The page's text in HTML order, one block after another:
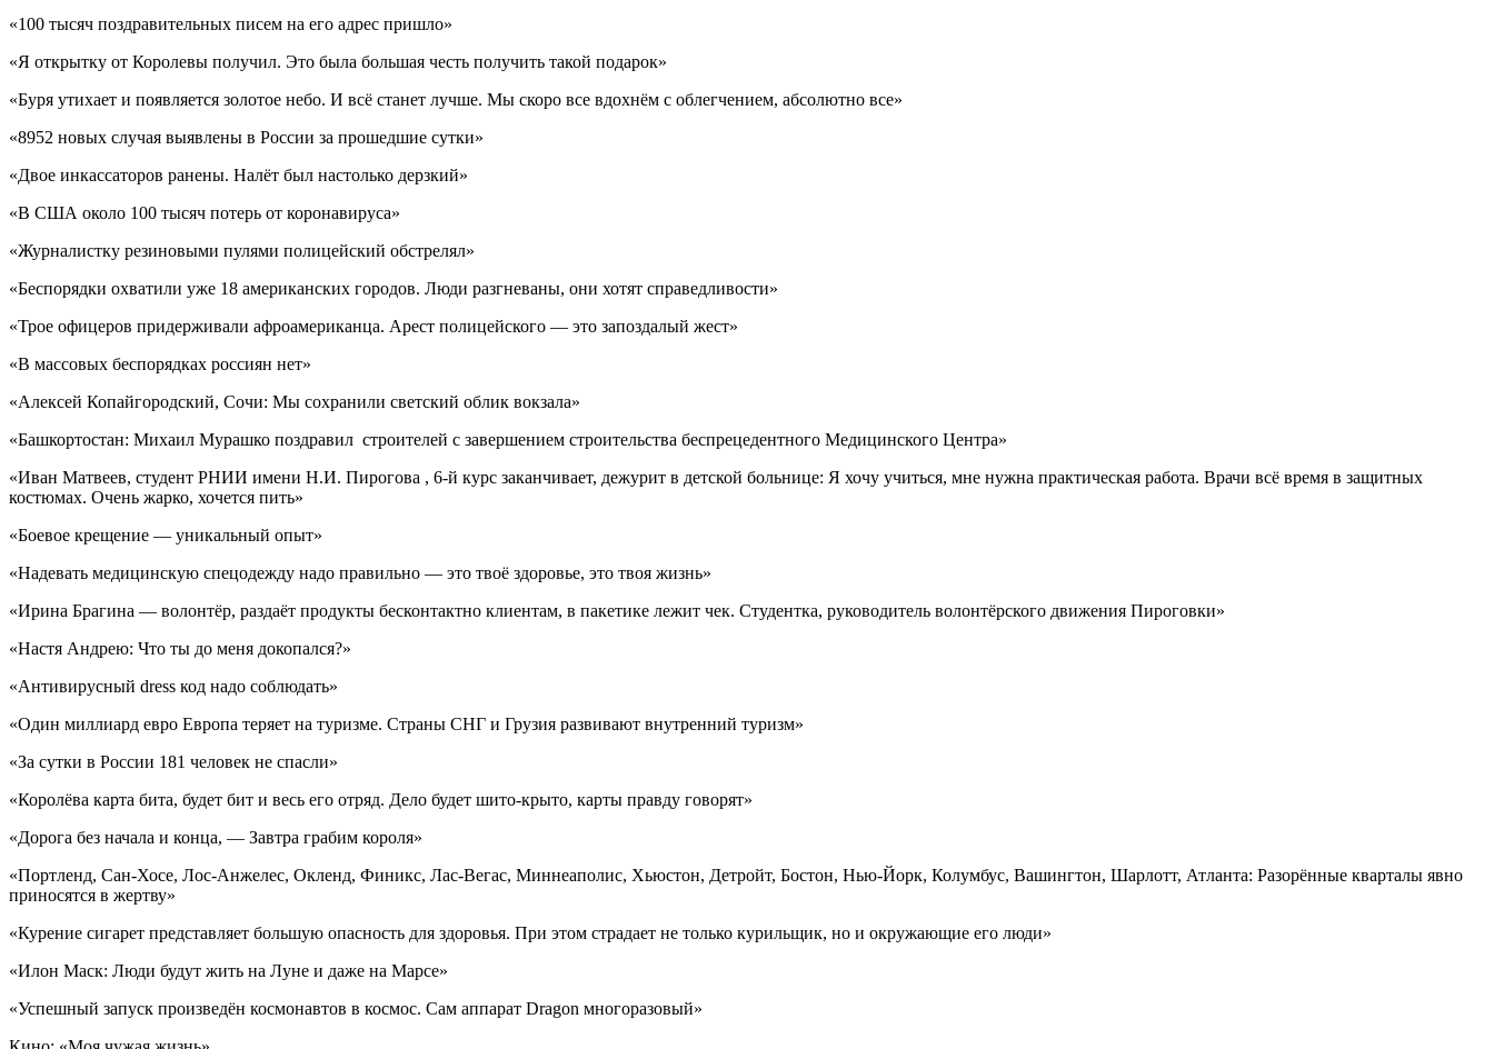
«100 тысяч поздравительных писем на его адрес пришло»
«Я открытку от Королевы получил. Это была большая честь получить такой подарок»
«Буря утихает и появляется золотое небо. И всё станет лучше. Мы скоро все вдохнём с облегчением, абсолютно все»
«8952 новых случая выявлены в России за прошедшие сутки»
«Двое инкассаторов ранены. Налёт был настолько дерзкий»
«В США около 100 тысяч потерь от коронавируса»
«Журналистку резиновыми пулями полицейский обстрелял»
«Беспорядки охватили уже 18 американских городов. Люди разгневаны, они хотят справедливости»
«Трое офицеров придерживали афроамериканца. Арест полицейского — это запоздалый жест»
«В массовых беспорядках россиян нет»
«Алексей Копайгородский, Сочи: Мы сохранили светский облик вокзала»
«Башкортостан: Михаил Мурашко поздравил строителей с завершением строительства беспрецедентного Медицинского Центра»
«Иван Матвеев, студент РНИИ имени Н.И. Пирогова , 6-й курс заканчивает, дежурит в детской больнице: Я хочу учиться, мне нужна практическая работа. Врачи всё время в защитных
костюмах. Очень жарко, хочется пить»
«Боевое крещение — уникальный опыт»
«Надевать медицинскую спецодежду надо правильно — это твоё здоровье, это твоя жизнь»
«Ирина Брагина — волонтёр, раздаёт продукты бесконтактно клиентам, в пакетике лежит чек. Студентка, руководитель волонтёрского движения Пироговки»
«Настя Андрею: Что ты до меня докопался?»
«Антивирусный dress код надо соблюдать»
«Один миллиард евро Европа теряет на туризме. Страны СНГ и Грузия развивают внутренний туризм»
«За сутки в России 181 человек не спасли»
«Королёва карта бита, будет бит и весь его отряд. Дело будет шито-крыто, карты правду говорят»
«Дорога без начала и конца, — Завтра грабим короля»
«Портленд, Сан-Хосе, Лос-Анжелес, Окленд, Финикс, Лас-Вегас, Миннеаполис, Хьюстон, Детройт, Бостон, Нью-Йорк, Колумбус, Вашингтон, Шарлотт, Атланта: Разорённые кварталы явно
приносятся в жертву»
«Курение сигарет представляет большую опасность для здоровья. При этом страдает не только курильщик, но и окружающие его люди»
«Илон Маск: Люди будут жить на Луне и даже на Марсе»
«Успешный запуск произведён космонавтов в космос. Сам аппарат Dragon многоразовый»